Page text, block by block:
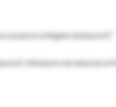
actual en la Región Sanitaria XI"
XI .Ministerio de Salud de la